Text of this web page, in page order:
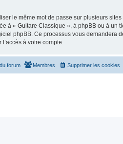
le même mot de passe sur plusieurs sites
à « Guitare Classique », à phpBB ou à un
phpBB. Ce processus vous demandera
à votre compte.
Supprimer les cookies
Membres
forum